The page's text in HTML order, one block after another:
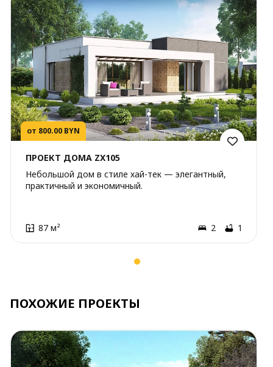
от 800.00 BYN
ПРОЕКТ ДОМА ZX105
Небольшой дом в стиле хай-тек — элегантный,
практичный и экономичный.
87 м² 2 1
ПОХОЖИЕ ПРОЕКТЫ